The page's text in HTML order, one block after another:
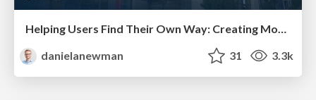
Helping Users Find Their Own Way: Creating Modern Search Experiences
danielanewman
31 3.3k